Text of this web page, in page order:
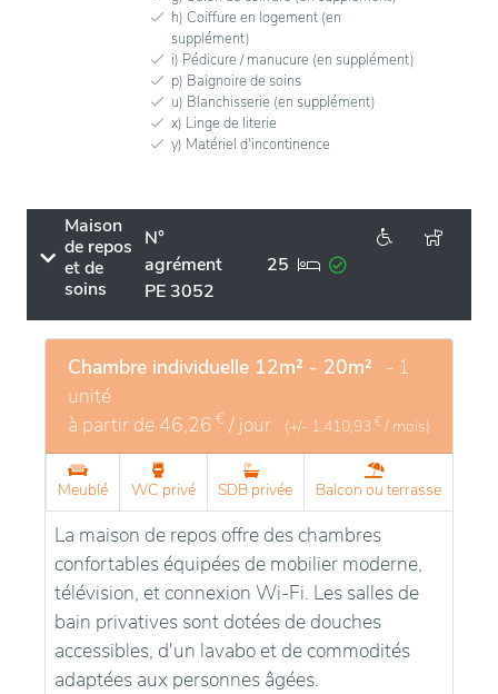
h) Coiffure en logement (en
supplément)
i) Pédicure / manucure (en supplément)
p) Baignoire de soins
u) Blanchisserie (en supplément)
x) Linge de literie
y) Matériel d'incontinence
Maison
de repos
et de
soins
N°
agrément
PE 3052
25
Chambre individuelle 12m² - 20m² - 1
unité
à partir de 46,26 € / jour (+/- 1.410,93 € / mois)
Meublé WC privé SDB privée Balcon ou terrasse
La maison de repos offre des chambres
confortables équipées de mobilier moderne,
télévision, et connexion Wi-Fi. Les salles de
bain privatives sont dotées de douches
accessibles, d'un lavabo et de commodités
adaptées aux personnes âgées.